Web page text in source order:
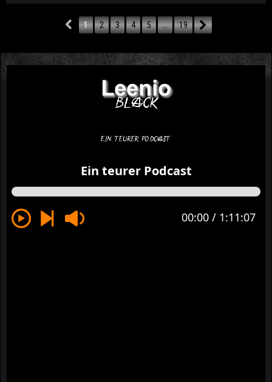
1 2 3 4 5 … 19